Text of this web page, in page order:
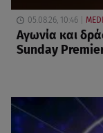
05.08.26, 10:46
Αγωνία και
Sunday